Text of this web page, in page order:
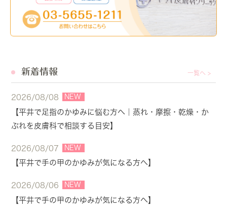
新着情報 一覧へ >
2026/08/08 NEW
【平井で足指のかゆみに悩む方へ｜蒸れ・摩擦・乾燥・か
ぶれを皮膚科で相談する目安】
2026/08/07 NEW
【平井で手の甲のかゆみが気になる方へ】
2026/08/06 NEW
【平井で手の甲のかゆみが気になる方へ】